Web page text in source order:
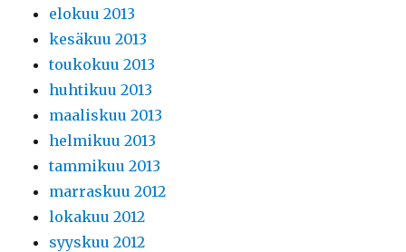
elokuu 2013
kesäkuu 2013
toukokuu 2013
huhtikuu 2013
maaliskuu 2013
helmikuu 2013
tammikuu 2013
marraskuu 2012
lokakuu 2012
syyskuu 2012